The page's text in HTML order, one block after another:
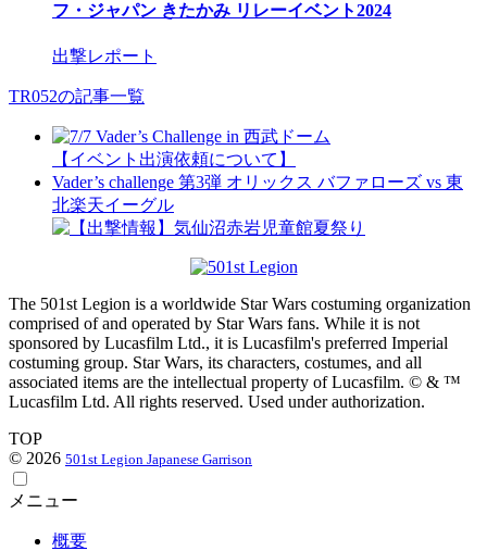
フ・ジャパン きたかみ リレーイベント2024
出撃レポート
TR052の記事一覧
【イベント出演依頼について】
Vader’s challenge 第3弾 オリックス バファローズ vs 東
北楽天イーグル
The 501st Legion is a worldwide Star Wars costuming organization
comprised of and operated by Star Wars fans. While it is not
sponsored by Lucasfilm Ltd., it is Lucasfilm's preferred Imperial
costuming group. Star Wars, its characters, costumes, and all
associated items are the intellectual property of Lucasfilm. © & ™
Lucasfilm Ltd. All rights reserved. Used under authorization.
TOP
© 2026 501st Legion Japanese Garrison
メニュー
概要